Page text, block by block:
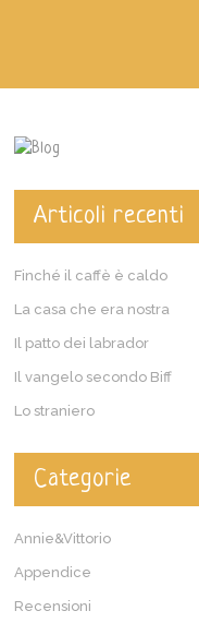
Articoli recenti
Finché il caffè è caldo
La casa che era nostra
Il patto dei labrador
Il vangelo secondo Biff
Lo straniero
Categorie
Annie&Vittorio
Appendice
Recensioni